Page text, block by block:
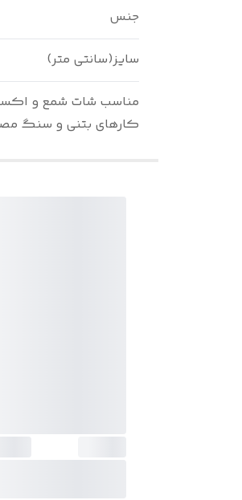
جنس
سایز(سانتی متر)
مناسب شات شمع و
کارهای بتنی و سنگ